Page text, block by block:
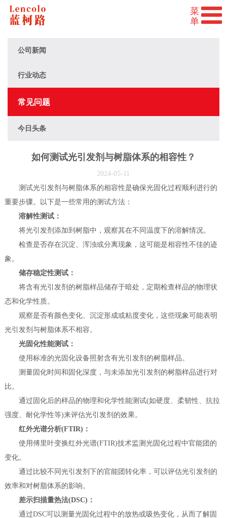
公司新闻
行业动态
常见问题
今日头条
如何测试光引发剂与树脂体系的相容性？
2024-05-11
测试光引发剂与树脂体系的相容性是确保光固化过程顺利进行的
重要步骤。以下是一些常用的测试方法：
溶解性测试：
将光引发剂添加到树脂中，观察其在不同温度下的溶解情况。
检查是否存在沉淀、浑浊或分离现象，这可能是相容性不佳的迹
象。
储存稳定性测试：
将含有光引发剂的树脂样品储存于暗处，定期检查样品的物理状
态和化学性质。
观察是否有颜色变化、沉淀形成或粘度变化，这些现象可能表明
光引发剂与树脂体系不相容。
光固化性能测试：
使用标准的光固化设备照射含有光引发剂的树脂样品。
测量固化时间和固化深度，与未添加光引发剂的树脂样品进行对
比。
通过固化后的样品的物理和化学性能测试(如硬度、柔韧性、抗拉
强度、耐化学性等)来评估光引发剂的效果。
红外光谱分析(FTIR)：
使用傅里叶变换红外光谱(FTIR)技术监测光固化过程中官能团的
变化。
通过比较不同光引发剂下的官能团转化率，可以评估光引发剂的
效率和对树脂体系的影响。
差示扫描量热法(DSC)：
通过DSC可以测量光固化过程中的放热或吸热变化，从而了解固